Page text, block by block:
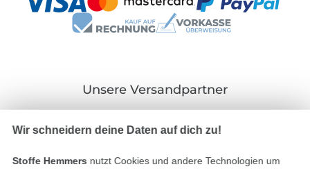
Unsere Versandpartner
Wir schneidern deine Daten auf dich zu!
Stoffe Hemmers nutzt Cookies und andere Technologien um